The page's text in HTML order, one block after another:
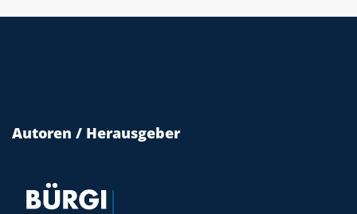
Autoren / Herausgeber